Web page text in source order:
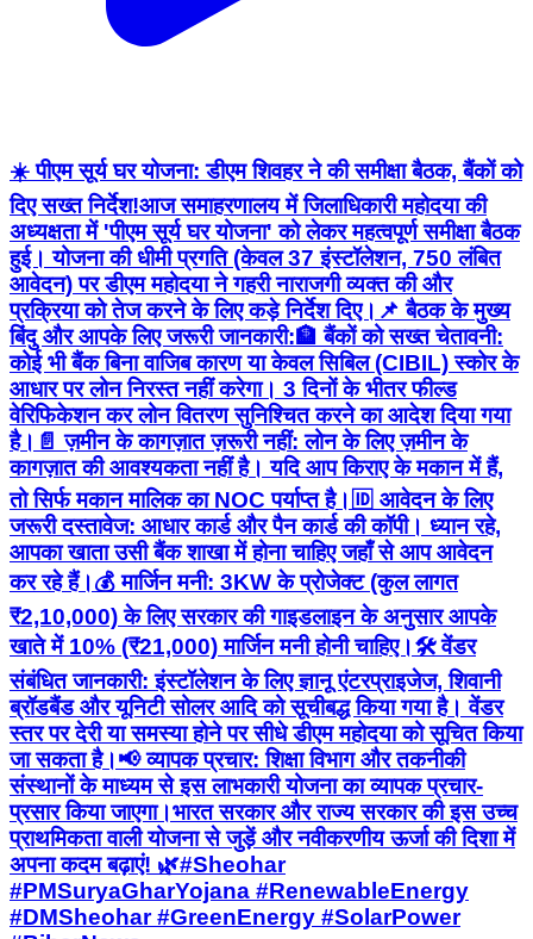
☀️ पीएम सूर्य घर योजना: डीएम शिवहर ने की समीक्षा बैठक, बैंकों को
दिए सख्त निर्देश! ​आज समाहरणालय में जिलाधिकारी महोदया की
अध्यक्षता में 'पीएम सूर्य घर योजना' को लेकर महत्वपूर्ण समीक्षा बैठक
हुई। योजना की धीमी प्रगति (केवल 37 इंस्टॉलेशन, 750 लंबित
आवेदन) पर डीएम महोदया ने गहरी नाराजगी व्यक्त की और
प्रक्रिया को तेज करने के लिए कड़े निर्देश दिए। ​📌 बैठक के मुख्य
बिंदु और आपके लिए जरूरी जानकारी: ​🏦 बैंकों को सख्त चेतावनी:
कोई भी बैंक बिना वाजिब कारण या केवल सिबिल (CIBIL) स्कोर के
आधार पर लोन निरस्त नहीं करेगा। 3 दिनों के भीतर फील्ड
वेरिफिकेशन कर लोन वितरण सुनिश्चित करने का आदेश दिया गया
है। ​📄 ज़मीन के कागज़ात ज़रूरी नहीं: लोन के लिए ज़मीन के
कागज़ात की आवश्यकता नहीं है। यदि आप किराए के मकान में हैं,
तो सिर्फ मकान मालिक का NOC पर्याप्त है। ​🆔 आवेदन के लिए
जरूरी दस्तावेज: आधार कार्ड और पैन कार्ड की कॉपी। ध्यान रहे,
आपका खाता उसी बैंक शाखा में होना चाहिए जहाँ से आप आवेदन
कर रहे हैं। ​💰 मार्जिन मनी: 3KW के प्रोजेक्ट (कुल लागत
₹2,10,000) के लिए सरकार की गाइडलाइन के अनुसार आपके
खाते में 10% (₹21,000) मार्जिन मनी होनी चाहिए। ​🛠 वेंडर
संबंधित जानकारी: इंस्टॉलेशन के लिए ज्ञानू एंटरप्राइजेज, शिवानी
ब्रॉडबैंड और यूनिटी सोलर आदि को सूचीबद्ध किया गया है। वेंडर
स्तर पर देरी या समस्या होने पर सीधे डीएम महोदया को सूचित किया
जा सकता है। ​📢 व्यापक प्रचार: शिक्षा विभाग और तकनीकी
संस्थानों के माध्यम से इस लाभकारी योजना का व्यापक प्रचार-
प्रसार किया जाएगा। ​भारत सरकार और राज्य सरकार की इस उच्च
प्राथमिकता वाली योजना से जुड़ें और नवीकरणीय ऊर्जा की दिशा में
अपना कदम बढ़ाएं! 🌿 ​#Sheohar
#PMSuryaGharYojana #RenewableEnergy
#DMSheohar #GreenEnergy #SolarPower